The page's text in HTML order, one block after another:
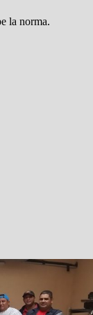
la norma.